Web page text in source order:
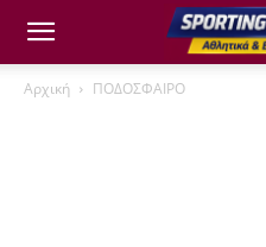
Αρχική ΠΟΔΟΣΦΑΙΡΟ